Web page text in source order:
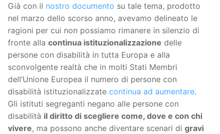
Già con il nostro documento su tale tema, prodotto
nel marzo dello scorso anno, avevamo delineato le
ragioni per cui non possiamo rimanere in silenzio di
fronte alla continua istituzionalizzazione delle
persone con disabilità in tutta Europa e alla
sconvolgente realtà che in molti Stati Membri
dell’Unione Europea il numero di persone con
disabilità istituzionalizzate continua ad aumentare.
Gli istituti segreganti negano alle persone con
disabilità il diritto di scegliere come, dove e con chi
vivere, ma possono anche diventare scenari di gravi